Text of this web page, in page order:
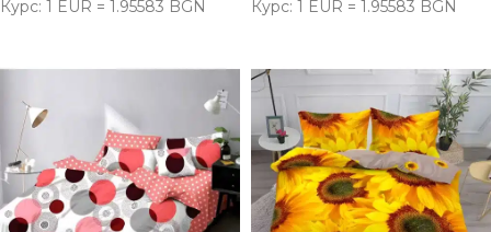
Курс: 1 EUR = 1.95583 BGN
Курс: 1 EUR = 1.95583 BGN